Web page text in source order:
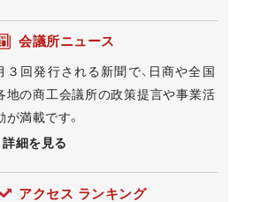
会議所ニュース
３回発行される新聞で、日商や全国
地の商工会議所の政策提言や事業活
が満載です。
詳細を見る
アクセス ランキング